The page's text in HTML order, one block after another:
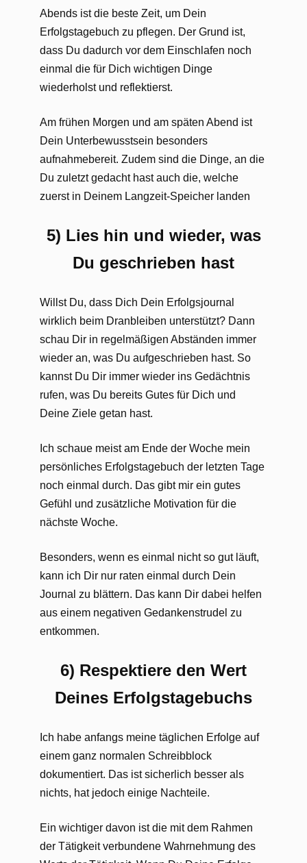
Abends ist die beste Zeit, um Dein
Erfolgstagebuch zu pflegen. Der Grund ist,
dass Du dadurch vor dem Einschlafen noch
einmal die für Dich wichtigen Dinge
wiederholst und reflektierst.
Am frühen Morgen und am späten Abend ist
Dein Unterbewusstsein besonders
aufnahmebereit. Zudem sind die Dinge, an die
Du zuletzt gedacht hast auch die, welche
zuerst in Deinem Langzeit-Speicher landen
5) Lies hin und wieder, was
Du geschrieben hast
Willst Du, dass Dich Dein Erfolgsjournal
wirklich beim Dranbleiben unterstützt? Dann
schau Dir in regelmäßigen Abständen immer
wieder an, was Du aufgeschrieben hast. So
kannst Du Dir immer wieder ins Gedächtnis
rufen, was Du bereits Gutes für Dich und
Deine Ziele getan hast.
Ich schaue meist am Ende der Woche mein
persönliches Erfolgstagebuch der letzten Tage
noch einmal durch. Das gibt mir ein gutes
Gefühl und zusätzliche Motivation für die
nächste Woche.
Besonders, wenn es einmal nicht so gut läuft,
kann ich Dir nur raten einmal durch Dein
Journal zu blättern. Das kann Dir dabei helfen
aus einem negativen Gedankenstrudel zu
entkommen.
6) Respektiere den Wert
Deines Erfolgstagebuchs
Ich habe anfangs meine täglichen Erfolge auf
einem ganz normalen Schreibblock
dokumentiert. Das ist sicherlich besser als
nichts, hat jedoch einige Nachteile.
Ein wichtiger davon ist die mit dem Rahmen
der Tätigkeit verbundene Wahrnehmung des